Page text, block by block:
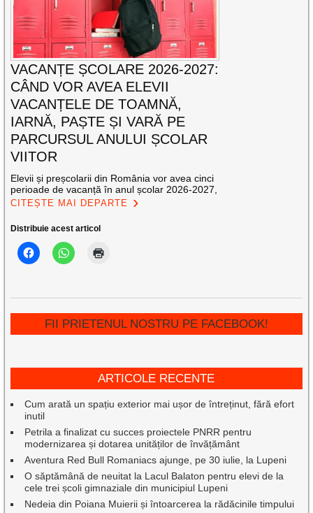
VACANȚE ȘCOLARE 2026-2027:
CÂND VOR AVEA ELEVII
VACANȚELE DE TOAMNĂ,
IARNĂ, PAȘTE ȘI VARĂ PE
PARCURSUL ANULUI ȘCOLAR
VIITOR
Elevii și preșcolarii din România vor avea cinci
perioade de vacanță în anul școlar 2026-2027,
CITEȘTE MAI DEPARTE
Distribuie acest articol
FII PRIETENUL NOSTRU PE FACEBOOK!
ARTICOLE RECENTE
Cum arată un spațiu exterior mai ușor de întreținut, fără efort
inutil
Petrila a finalizat cu succes proiectele PNRR pentru
modernizarea și dotarea unităților de învățământ
Aventura Red Bull Romaniacs ajunge, pe 30 iulie, la Lupeni
O săptămână de neuitat la Lacul Balaton pentru elevi de la
cele trei școli gimnaziale din municipiul Lupeni
Nedeia din Poiana Muierii și întoarcerea la rădăcinile timpului